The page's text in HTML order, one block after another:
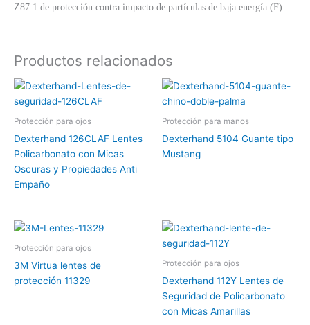
Z87.1 de protección contra impacto de partículas de baja energía (F).
Productos relacionados
Protección para ojos
Dexterhand 126CLAF Lentes
Policarbonato con Micas
Oscuras y Propiedades Anti
Empaño
Protección para manos
Dexterhand 5104 Guante tipo
Mustang
Protección para ojos
3M Virtua lentes de
protección 11329
Protección para ojos
Dexterhand 112Y Lentes de
Seguridad de Policarbonato
con Micas Amarillas